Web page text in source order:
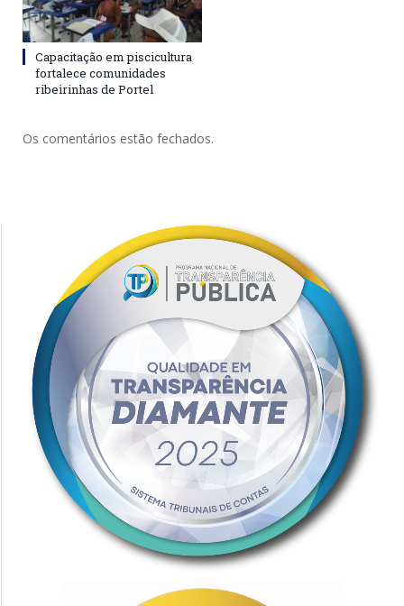
Capacitação em piscicultura
fortalece comunidades
ribeirinhas de Portel
Os comentários estão fechados.